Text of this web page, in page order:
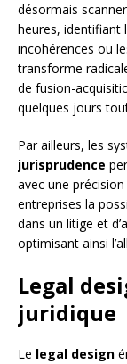
désormais
heures, identifiant
incohérences ou
transforme
de fusion-
quelques jours
Par ailleurs, les
jurisprudence
avec une
entreprises la
dans un litige et
optimisant ainsi
Legal
juridique
Le legal design